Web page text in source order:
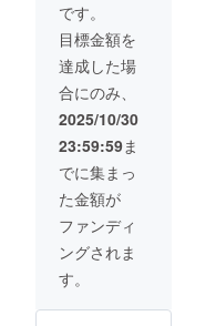
ます。
です。
目標金額を
達成した場
合にのみ、
2025/10/30
23:59:59ま
でに集まっ
た金額が
ファンディ
ングされま
す。